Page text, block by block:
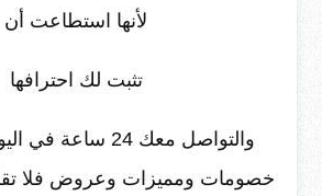
لأنها استطاعت أن
تثبت لك احترافها
والتواصل معك 24
خصومات ومميزات وعروض فلا